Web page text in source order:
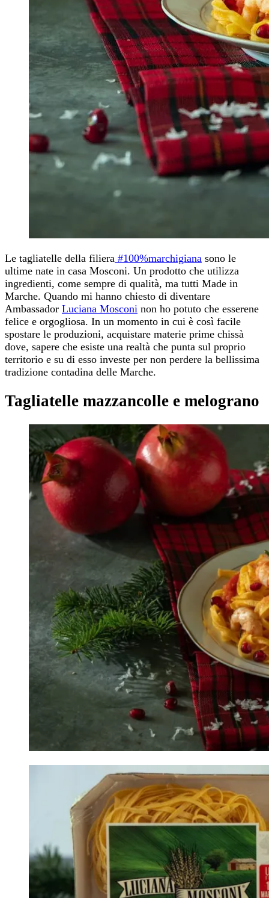
Le tagliatelle della filiera #100%marchigiana sono le
ultime nate in casa Mosconi. Un prodotto che utilizza
ingredienti, come sempre di qualità, ma tutti Made in
Marche. Quando mi hanno chiesto di diventare
Ambassador Luciana Mosconi non ho potuto che esserene
felice e orgogliosa. In un momento in cui è così facile
spostare le produzioni, acquistare materie prime chissà
dove, sapere che esiste una realtà che punta sul proprio
territorio e su di esso investe per non perdere la bellissima
tradizione contadina delle Marche.
Tagliatelle mazzancolle e melograno